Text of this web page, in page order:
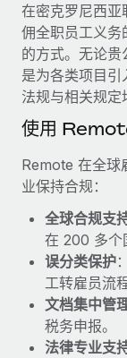
服务
咨询专家
获得全球人力
背景调查
简化候选人筛
合规守望台
防范合规风险
设备管理
在全球范围内
实体设立
快速建立合规实
人员调配与搬
Remote
集成与人工
案例研究
Partnership
At a glance
journey
了解更多
Reverse
Remote for
payroll
薪金与人才洞察
洞察中心
获得支持
查看全部资源
博客
Why
EOR
As the global
to the
了解更多
在密克罗尼西亚
佣全职员工义务
的方式。无论
是为各类项目
法规与相关规定
使用
Remote 在全球
业保持合规：
全球合规支
在 200 多个
误分类保护
工转雇员流程
文档集中管
税务申报。
法律专业支